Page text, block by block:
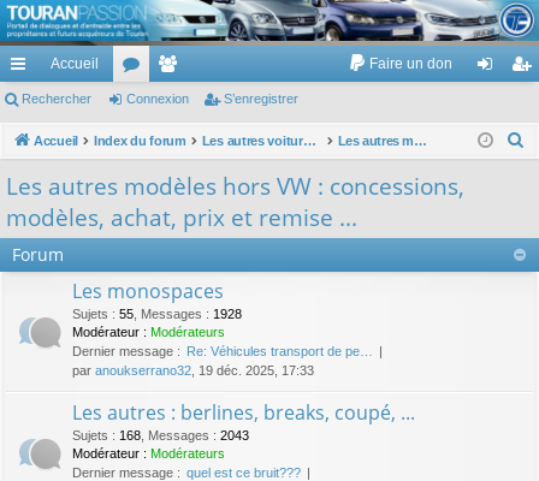
TouranPassion
Le forum des propriétaires ou futurs acquéreurs du Volkswagen Touran
cc
ès
Accueil
or
u
e
m
es
Faire un don
ne nr
Rechercher Connexion S’enregistrer
Accueil Index du forum Les autres voitures et ce qui touche à la voiture Les autres modèles hors VW : concessions, modèles, achat, prix et remise ...
r
Les autres modèles hors VW : concessions,
modèles, achat, prix et remise ...
Forum
Les monospaces
Sujets : 55 Messages : 1928
Modérateur : Modérateurs
Dernier message : Re: Véhicules transport de pe…
par anoukserrano32 , 19 déc. 2025, 17:33
Les autres : berlines, breaks, coupé, ...
Sujets : 168 Messages : 2043
Modérateur : Modérateurs
Dernier message : quel est ce bruit???